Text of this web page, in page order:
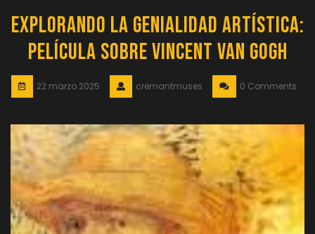
Explorando la genialidad artística:
Película sobre Vincent van Gogh
22 marzo 2025 cremantmuses 0 Comments